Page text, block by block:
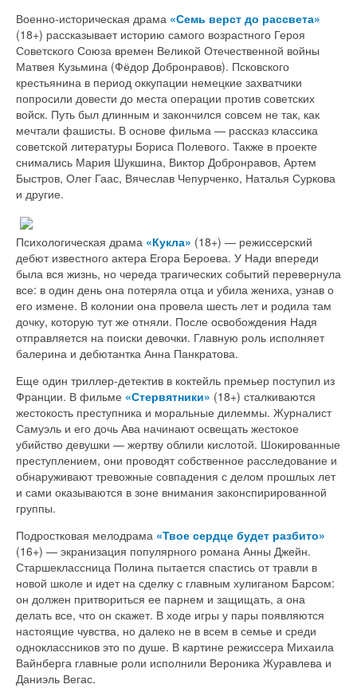
Военно-историческая драма «Семь верст до рассвета»
(18+) рассказывает историю самого возрастного Героя
Советского Союза времен Великой Отечественной войны
Матвея Кузьмина (Фёдор Добронравов). Псковского
крестьянина в период оккупации немецкие захватчики
попросили довести до места операции против советских
войск. Путь был длинным и закончился совсем не так, как
мечтали фашисты. В основе фильма — рассказ классика
советской литературы Бориса Полевого. Также в проекте
снимались Мария Шукшина, Виктор Добронравов, Артем
Быстров, Олег Гаас, Вячеслав Чепурченко, Наталья Суркова
и другие.
Психологическая драма «Кукла» (18+) — режиссерский
дебют известного актера Егора Бероева. У Нади впереди
была вся жизнь, но череда трагических событий перевернула
все: в один день она потеряла отца и убила жениха, узнав о
его измене. В колонии она провела шесть лет и родила там
дочку, которую тут же отняли. После освобождения Надя
отправляется на поиски девочки. Главную роль исполняет
балерина и дебютантка Анна Панкратова.
Еще один триллер-детектив в коктейль премьер поступил из
Франции. В фильме «Стервятники» (18+) сталкиваются
жестокость преступника и моральные дилеммы. Журналист
Самуэль и его дочь Ава начинают освещать жестокое
убийство девушки — жертву облили кислотой. Шокированные
преступлением, они проводят собственное расследование и
обнаруживают тревожные совпадения с делом прошлых лет
и сами оказываются в зоне внимания законспирированной
группы.
Подростковая мелодрама «Твое сердце будет разбито»
(16+) — экранизация популярного романа Анны Джейн.
Старшеклассница Полина пытается спастись от травли в
новой школе и идет на сделку с главным хулиганом Барсом:
он должен притвориться ее парнем и защищать, а она
делать все, что он скажет. В ходе игры у пары появляются
настоящие чувства, но далеко не в всем в семье и среди
одноклассников это по душе. В картине режиссера Михаила
Вайнберга главные роли исполнили Вероника Журавлева и
Даниэль Вегас.